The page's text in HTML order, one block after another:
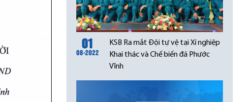
01
08-2022
KSB Ra mắt Đội tự vệ tại Xí nghiệp
Khai thác và Chế biến đá Phước
Vĩnh